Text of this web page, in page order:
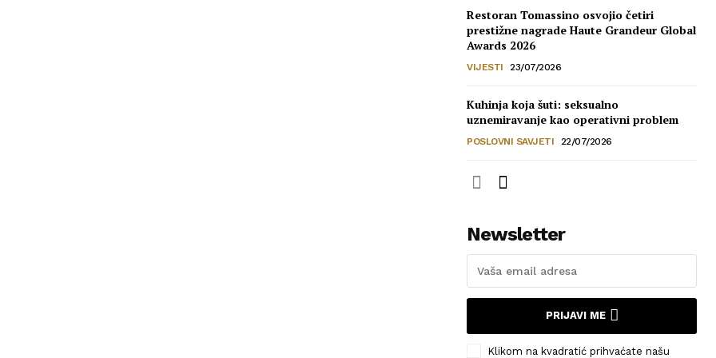
Restoran Tomassino osvojio četiri
prestižne nagrade Haute Grandeur Global
Awards 2026
VIJESTI 23/07/2026
Kuhinja koja šuti: seksualno
uznemiravanje kao operativni problem
POSLOVNI SAVJETI 22/07/2026
Newsletter
PRIJAVI ME
Klikom na kvadratić prihvaćate našu